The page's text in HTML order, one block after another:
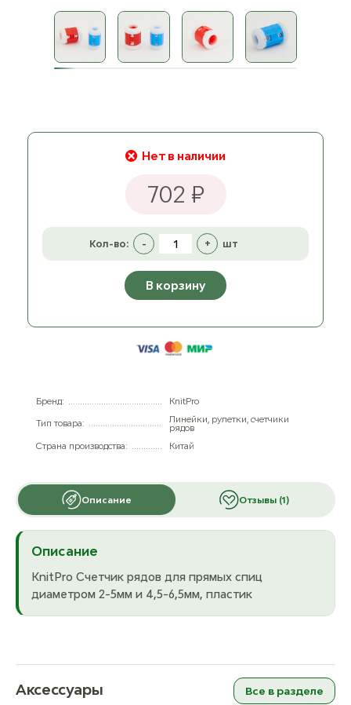
Нет в наличии
702 ₽
Кол-во: - + шт
В корзину
Бренд: KnitPro
Тип товара:
Линейки, рулетки, счетчики
рядов
Страна производства:
Китай
Описание Отзывы (1)
Описание
KnitPro Счетчик рядов для прямых спиц
диаметром 2-5мм и 4,5-6,5мм, пластик
Аксессуары Все в разделе